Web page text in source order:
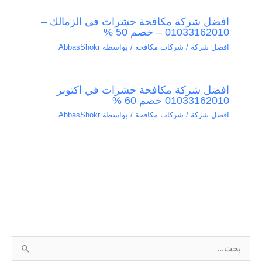
افضل شركة مكافحة حشرات في الزمالك –
01033162010 – خصم 50 %
افضل شركة / شركات مكافحة / بواسطة AbbasShokr
افضل شركة مكافحة حشرات في اكتوبر
01033162010 خصم 60 %
افضل شركة / شركات مكافحة / بواسطة AbbasShokr